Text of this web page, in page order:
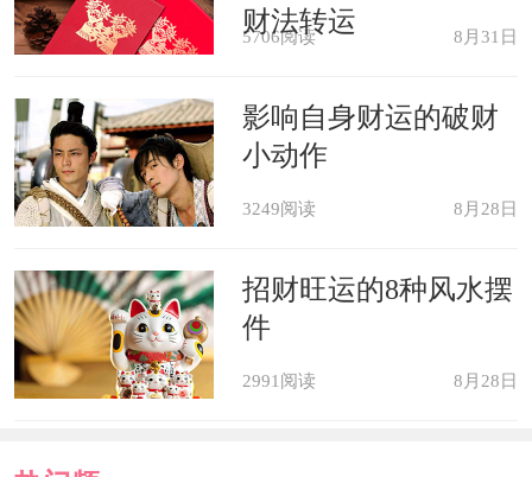
人根本都不关心，谁想要谁就去奋斗，
自己是绝对不会做这些事情的。
属狗：依赖别人
自身来说，他们没有什么能力，也不太
爱学习，所以想要过上好的日子，靠他
们自己，是根本不可能的。属狗人也深
财法转运
5706阅读 8月31日
影响自身财运的破财
小动作
3249阅读 8月28日
招财旺运的8种风水摆
件
2991阅读 8月28日